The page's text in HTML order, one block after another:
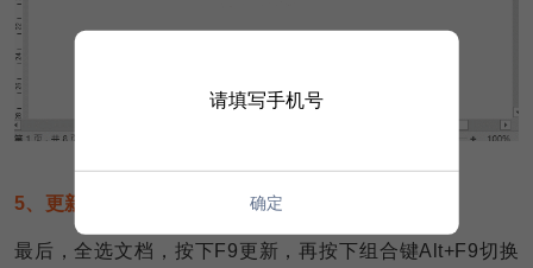
5、更新切换域代码
最后，全选文档，按下F9更新，再按下组合键Alt+F9切换
请填写手机号
确定